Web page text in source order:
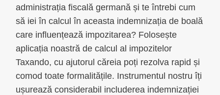
administrația fiscală germană și te întrebi cum
să iei în calcul în aceasta indemnizația de boală
care influențează impozitarea? Folosește
aplicația noastră de calcul al impozitelor
Taxando, cu ajutorul căreia poți rezolva rapid și
comod toate formalitățile. Instrumentul nostru îți
ușurează considerabil includerea indemnizației